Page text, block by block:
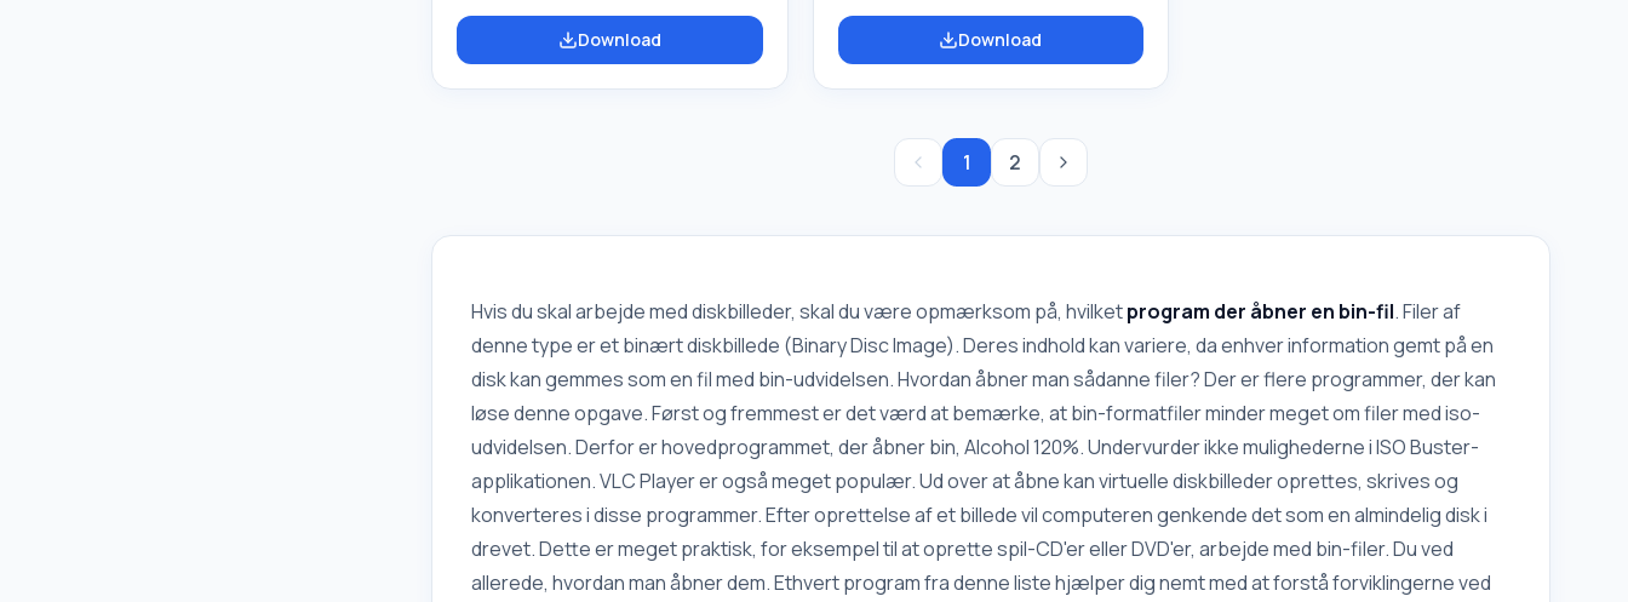
eller livlige rockkoncert-ruller,
støjende restaurant, flyvende
afspilning af ethvert spor på det rette
Download
internettet. Understøtter formater:
RealMedia-formater: RealVideo(*.rv,
Streaming media: rtsp:\/\/; pna:\/\/,
pnm:\/\/; mms:\/\/; *.sdp; *.smil, *.smi.
AVI, MPEG, QuickTime
Download
1 2
Hvis du skal arbejde med diskbilleder, skal du være opmærksom på, hvilketprogram der åbner en bin-fil. Filer af
denne type er et binært diskbillede (Binary Disc Image). Deres indhold kan variere, da enhver information gemt på en
disk kan gemmes som en fil med bin-udvidelsen. Hvordan åbner man sådanne filer? Der er flere programmer, der kan
løse denne opgave. Først og fremmest er det værd at bemærke, at bin-formatfiler minder meget om filer med iso-
udvidelsen. Derfor er hovedprogrammet, der åbner bin, Alcohol 120%. Undervurder ikke mulighederne i ISO Buster-
applikationen. VLC Player er også meget populær. Ud over at åbne kan virtuelle diskbilleder oprettes, skrives og
konverteres i disse programmer. Efter oprettelse af et billede vil computeren genkende det som en almindelig disk i
drevet. Dette er meget praktisk, for eksempel til at oprette spil-CD'er eller DVD'er, arbejde med bin-filer. Du ved
allerede, hvordan man åbner dem. Ethvert program fra denne liste hjælper dig nemt med at forstå forviklingerne ved